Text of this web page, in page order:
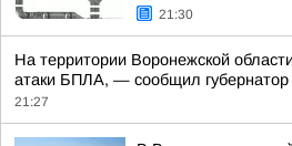
21:30
На территории Воронежской
атаки БПЛА, — сообщил губернатор
21:27